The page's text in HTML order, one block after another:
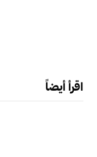
اقرأ أيضاً